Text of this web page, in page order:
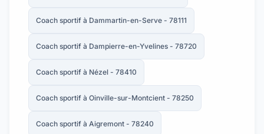
Coach sportif à Dammartin-en-Serve - 78111
Coach sportif à Dampierre-en-Yvelines - 78720
Coach sportif à Nézel - 78410
Coach sportif à Oinville-sur-Montcient - 78250
Coach sportif à Aigremont - 78240